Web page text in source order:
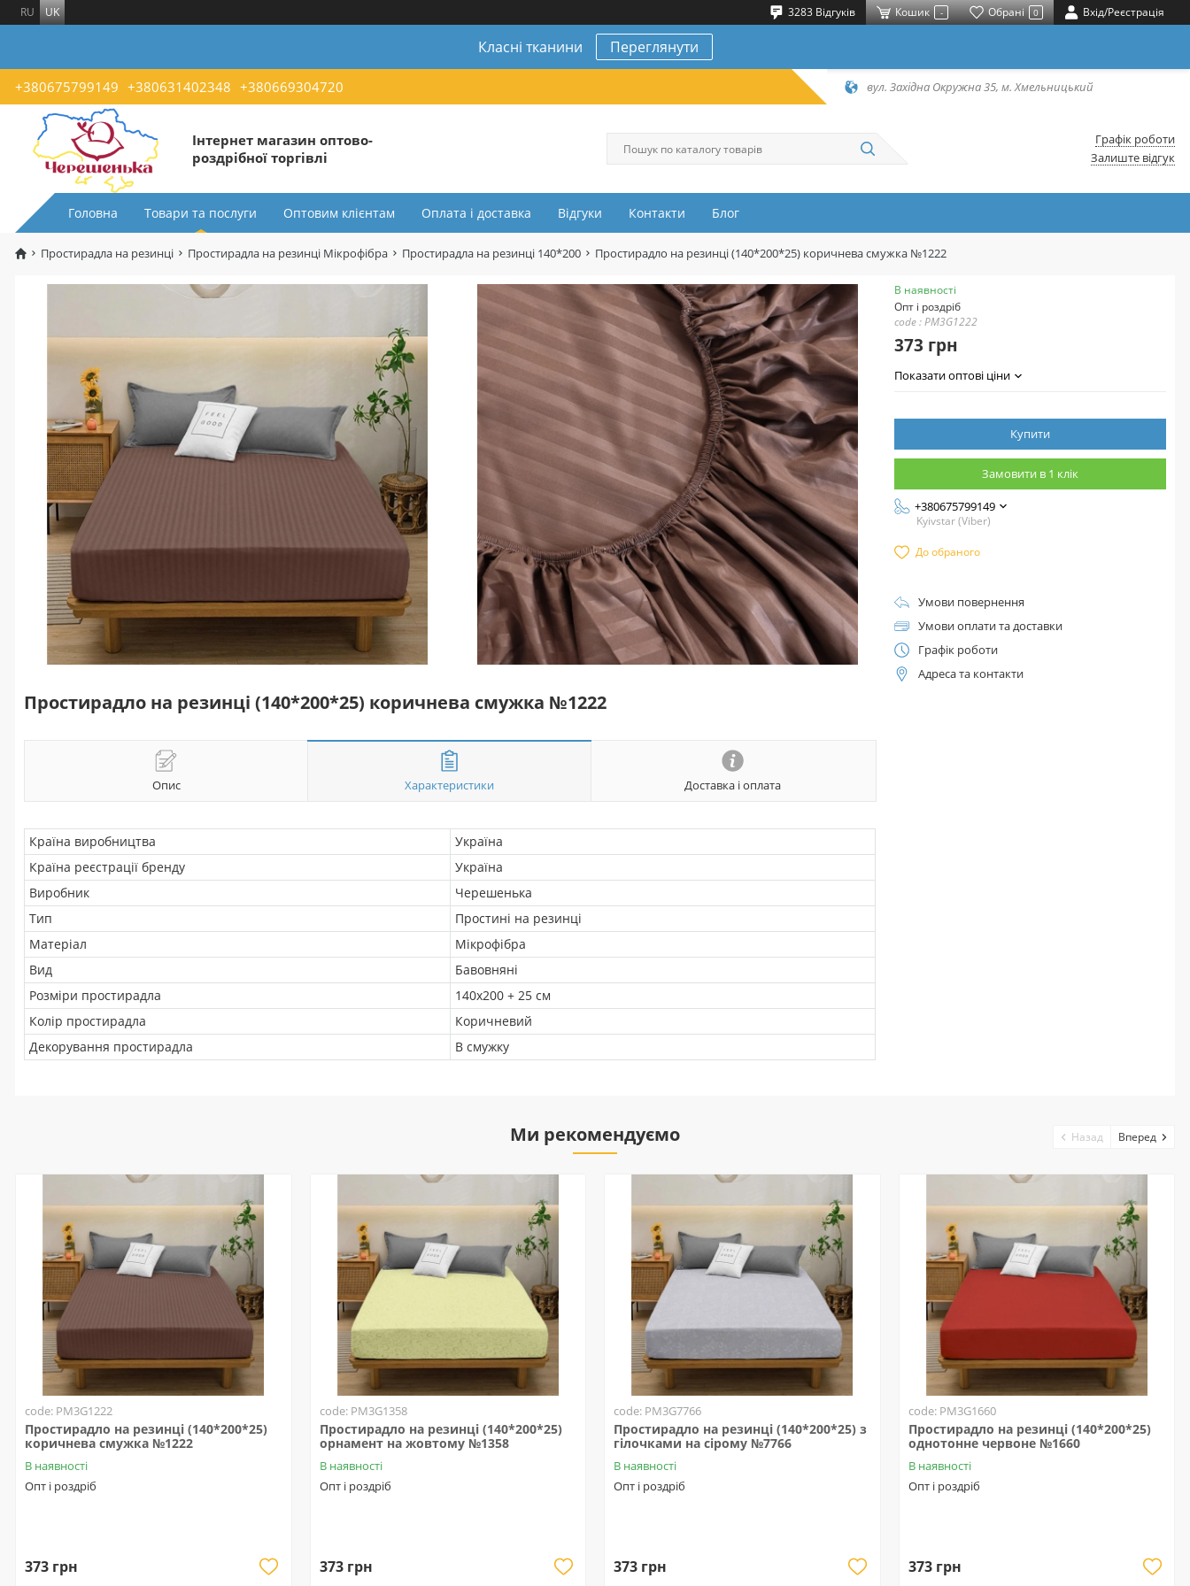
RU UK 3283 Відгуків Кошик - Обрані 0 Вхід/Реєстрація
Класні тканини Переглянути
+380675799149 +380631402348 +380669304720 вул. Західна Окружна 35, м. Хмельницький
Інтернет магазин оптово-
роздрібної торгівлі
Графік роботи
Залиште відгук
Головна Товари та послуги Оптовим клієнтам Оплата і доставка Відгуки Контакти Блог
Простирадла на резинці Простирадла на резинці Мікрофібра Простирадла на резинці 140*200 Простирадло на резинці (140*200*25) коричнева смужка №1222
Простирадло на резинці (140*200*25) коричнева смужка №1222
Опис Характеристики Доставка і оплата
Країна виробництва
Україна
Країна реєстрації бренду
Україна
Виробник
Черешенька
Тип
Простині на резинці
Матеріал
Мікрофібра
Вид
Бавовняні
Розміри простирадла
140х200 + 25 см
Колір простирадла
Коричневий
Декорування простирадла
В смужку
В наявності
Опт і роздріб
code : PM3G1222
373 грн
Показати оптові ціни
Купити
Замовити в 1 клік
+380675799149
Kyivstar (Viber)
До обраного
Умови повернення
Умови оплати та доставки
Графік роботи
Адреса та контакти
Ми рекомендуємо
code: PM3G1222
Простирадло на резинці (140*200*25)
коричнева смужка №1222
В наявності
Опт і роздріб
373 грн
code: PM3G1358
Простирадло на резинці (140*200*25)
орнамент на жовтому №1358
В наявності
Опт і роздріб
373 грн
code: PM3G7766
Простирадло на резинці (140*200*25) з
гілочками на сірому №7766
В наявності
Опт і роздріб
373 грн
code: PM3G1660
Простирадло на резинці (140*200*25)
однотонне червоне №1660
В наявності
Опт і роздріб
373 грн
Назад Вперед